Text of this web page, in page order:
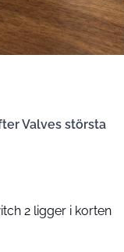
Valves största
2 ligger i korten